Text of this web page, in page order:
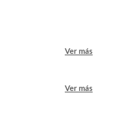
Ver más
Ver más